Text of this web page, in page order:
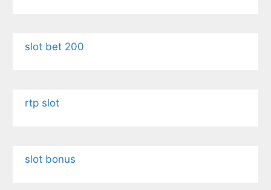
slot bet 200
rtp slot
slot bonus